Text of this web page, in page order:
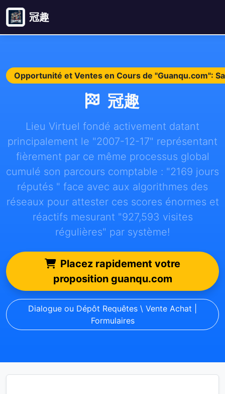
冠趣
Opportunité et Ventes en Cours de "Guanqu.com":
冠趣
Lieu Virtuel fondé activement datant
principalement le "2007-12-17" représentant
fièrement par ce même processus global
cumulé son parcours comptable : "2169 jours
réputés " face avec aux algorithmes des
réseaux pour attester ces scores énormes et
réactifs mesurant "927,593 visites
régulières" par système!
Placez rapidement votre
proposition guanqu.com
Dialogue ou Dépôt Requêtes \ Vente Achat |
Formulaires